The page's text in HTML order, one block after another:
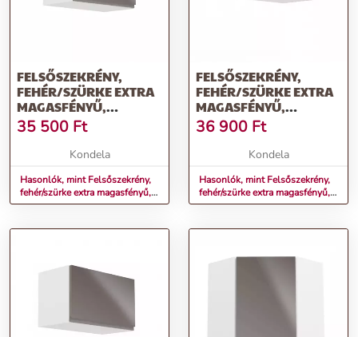
FELSŐSZEKRÉNY,
FEHÉR/SZÜRKE EXTRA
MAGASFÉNYŰ,
AURORA G50K
35 500 Ft
Kondela
Hasonlók, mint Felsőszekrény,
fehér/szürke extra magasfényű,
AURORA G50K
FELSŐSZEKRÉNY,
FEHÉR/SZÜRKE EXTRA
MAGASFÉNYŰ,
AURORA G60K
36 900 Ft
Kondela
Hasonlók, mint Felsőszekrény,
fehér/szürke extra magasfényű,
AURORA G60K